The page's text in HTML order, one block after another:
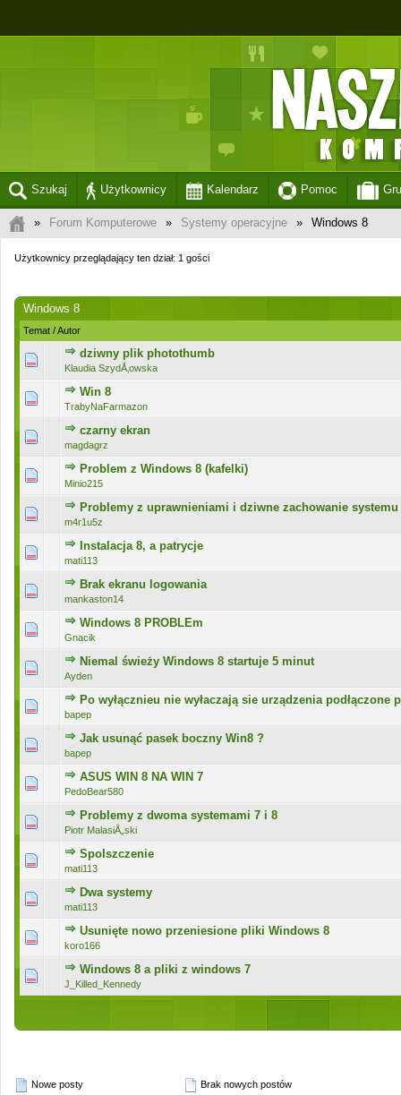
Szukaj Użytkownicy Kalendarz Pomoc
» Forum Komputerowe » Systemy operacyjne » Windows 8
Użytkownicy przeglądający ten dział: 1 gości
Windows 8
Temat /Autor
dziwny plik photothumb
Klaudia SzydÅ‚owska
0 głosów - średnia ocena: 0 na 5 gwiazdek
1234
Win 8
TrabyNaFarmazon
0 głosów - średnia ocena: 0 na 5 gwiazdek
czarny ekran
magdagrz
0 głosów - średnia ocena: 0 na 5 gwiazdek
Problem z Windows 8 (kafelki)
Minio215
0 głosów - średnia ocena: 0 na 5 gwiazdek
1 2345
Problemy z uprawnieniami i dziwne zachowanie systemu
m4r1u5z
0 głosów - średnia ocena: 0 na 5 gwiazdek
12345
Instalacja 8, a patrycje
mati113
0 głosów - średnia ocena: 0 na 5 gwiazdek
123
Brak ekranu logowania
mankaston14
0 głosów - średnia ocena: 0 na 5 gwiazdek
123
Windows 8 PROBLEm
Gnacik
0 głosów - średnia ocena: 0 na 5 gwiazdek
123
Niemal świeży Windows 8 startuje 5 minut
Ayden
0 głosów - średnia ocena: 0 na 5 gwiazdek
1234 5
Po wyłącznieu nie wyłaczają sie urządzenia podłączone
bapep
0 głosów - średnia ocena: 0 na 5 gwiazdek
12345
Jak usunąć pasek boczny Win8 ?
bapep
0 głosów - średnia ocena: 0 na 5 gwiazdek
12345
ASUS WIN 8 NA WIN 7
PedoBear580
0 głosów - średnia ocena: 0 na 5 gwiazdek
1 2
Problemy z dwoma systemami 7 i 8
Piotr MalasiÅ„ski
0 głosów - średnia ocena: 0 na 5 gwiazdek
12345
Spolszczenie
mati113
0 głosów - średnia ocena: 0 na 5 gwiazdek
Dwa systemy
mati113
0 głosów - średnia ocena: 0 na 5 gwiazdek
Usunięte nowo przeniesione pliki Windows 8
koro166
0 głosów - średnia ocena: 0 na 5 gwiazdek
12345
Windows 8 a pliki z windows 7
J_Killed_Kennedy
0 głosów - średnia ocena: 0 na 5 gwiazdek
12345
Nowe posty
Brak nowych postów